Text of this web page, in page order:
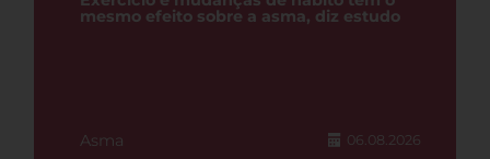
mesmo efeito sobre a asma, diz estudo
Asma 06.08.2026